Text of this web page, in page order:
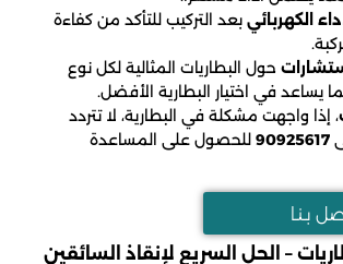
الكهربائي بعد التركيب للتأكد من كفاءة
حول البطاريات المثالية لكل نوع
يساعد في اختيار البطارية الأفضل.
، إذا واجهت مشكلة في البطارية، لا تتردد
90925617 للحصول على المساعدة
بـنـا